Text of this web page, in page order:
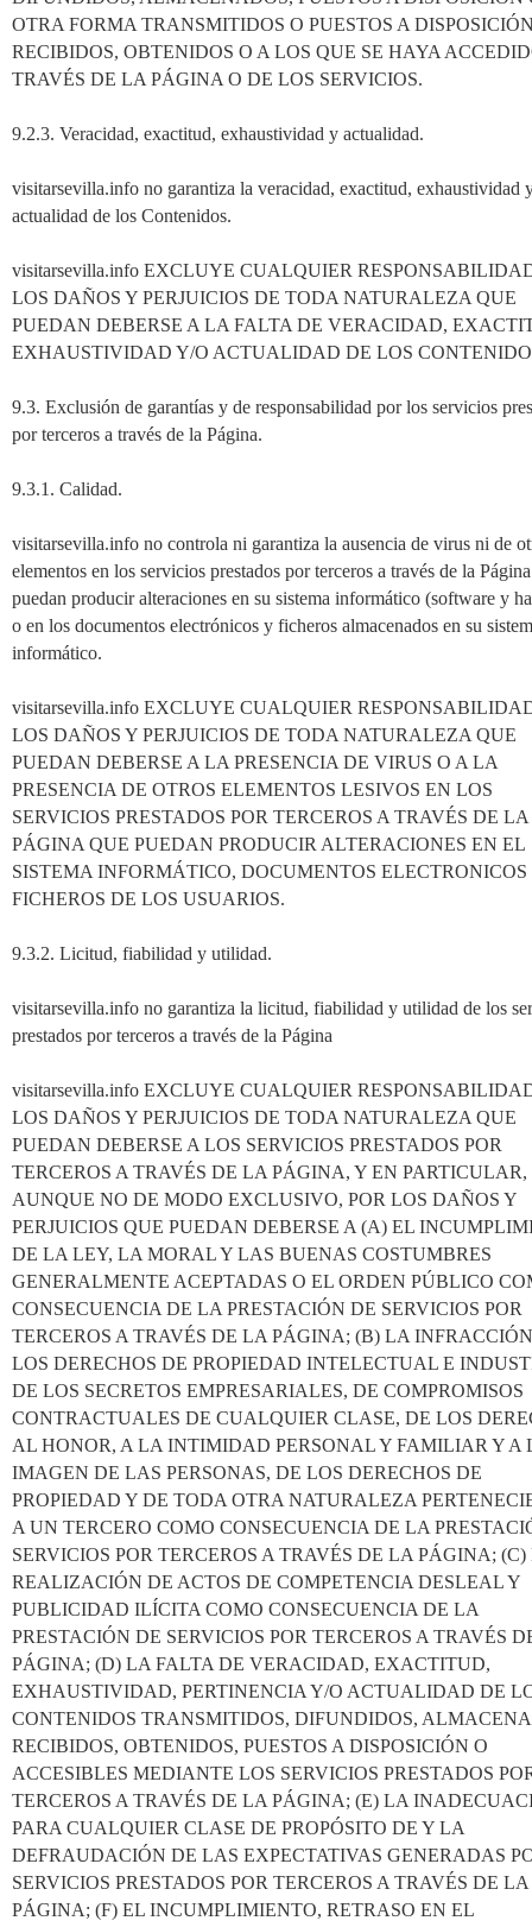
OTRA FORMA TRANSMITIDOS O PUESTOS A
RECIBIDOS, OBTENIDOS O A LOS QUE SE HAYA
TRAVÉS DE LA PÁGINA O DE LOS SERVICIOS.
9.2.3. Veracidad, exactitud, exhaustividad y actualidad.
visitarsevilla.info no garantiza la veracidad, exactitud, exhaustividad
actualidad de los Contenidos.
visitarsevilla.info EXCLUYE CUALQUIER
LOS DAÑOS Y PERJUICIOS DE TODA NATURALEZA QUE
PUEDAN DEBERSE A LA FALTA DE VERACIDAD,
EXHAUSTIVIDAD Y/O ACTUALIDAD DE LOS
9.3. Exclusión de garantías y de responsabilidad por los servicios
por terceros a través de la Página.
9.3.1. Calidad.
visitarsevilla.info no controla ni garantiza la ausencia de virus ni de
elementos en los servicios prestados por terceros a través de la
puedan producir alteraciones en su sistema informático (software y
o en los documentos electrónicos y ficheros almacenados en su
informático.
visitarsevilla.info EXCLUYE CUALQUIER
LOS DAÑOS Y PERJUICIOS DE TODA NATURALEZA QUE
PUEDAN DEBERSE A LA PRESENCIA DE VIRUS O A LA
PRESENCIA DE OTROS ELEMENTOS LESIVOS EN LOS
SERVICIOS PRESTADOS POR TERCEROS A TRAVÉS DE LA
PÁGINA QUE PUEDAN PRODUCIR ALTERACIONES EN EL
SISTEMA INFORMÁTICO, DOCUMENTOS ELECTRONICOS
FICHEROS DE LOS USUARIOS.
9.3.2. Licitud, fiabilidad y utilidad.
visitarsevilla.info no garantiza la licitud, fiabilidad y utilidad de los
prestados por terceros a través de la Página
visitarsevilla.info EXCLUYE CUALQUIER
LOS DAÑOS Y PERJUICIOS DE TODA NATURALEZA QUE
PUEDAN DEBERSE A LOS SERVICIOS PRESTADOS POR
TERCEROS A TRAVÉS DE LA PÁGINA, Y EN PARTICULAR,
AUNQUE NO DE MODO EXCLUSIVO, POR LOS DAÑOS Y
PERJUICIOS QUE PUEDAN DEBERSE A (A) EL
DE LA LEY, LA MORAL Y LAS BUENAS COSTUMBRES
GENERALMENTE ACEPTADAS O EL ORDEN PÚBLICO
CONSECUENCIA DE LA PRESTACIÓN DE SERVICIOS POR
TERCEROS A TRAVÉS DE LA PÁGINA; (B) LA
LOS DERECHOS DE PROPIEDAD INTELECTUAL E
DE LOS SECRETOS EMPRESARIALES, DE COMPROMISOS
CONTRACTUALES DE CUALQUIER CLASE, DE LOS
AL HONOR, A LA INTIMIDAD PERSONAL Y FAMILIAR Y A
IMAGEN DE LAS PERSONAS, DE LOS DERECHOS DE
PROPIEDAD Y DE TODA OTRA NATURALEZA
A UN TERCERO COMO CONSECUENCIA DE LA
SERVICIOS POR TERCEROS A TRAVÉS DE LA PÁGINA; (C)
REALIZACIÓN DE ACTOS DE COMPETENCIA DESLEAL Y
PUBLICIDAD ILÍCITA COMO CONSECUENCIA DE LA
PRESTACIÓN DE SERVICIOS POR TERCEROS A TRAVÉS
PÁGINA; (D) LA FALTA DE VERACIDAD, EXACTITUD,
EXHAUSTIVIDAD, PERTINENCIA Y/O ACTUALIDAD DE
CONTENIDOS TRANSMITIDOS, DIFUNDIDOS,
RECIBIDOS, OBTENIDOS, PUESTOS A DISPOSICIÓN O
ACCESIBLES MEDIANTE LOS SERVICIOS PRESTADOS
TERCEROS A TRAVÉS DE LA PÁGINA; (E) LA
PARA CUALQUIER CLASE DE PROPÓSITO DE Y LA
DEFRAUDACIÓN DE LAS EXPECTATIVAS GENERADAS
SERVICIOS PRESTADOS POR TERCEROS A TRAVÉS DE LA
PÁGINA; (F) EL INCUMPLIMIENTO, RETRASO EN EL